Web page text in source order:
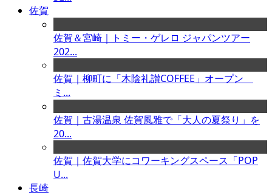
佐賀
佐賀＆宮崎｜トミー・ゲレロ ジャパンツアー
202...
佐賀｜柳町に「木陰礼讃COFFEE」オープン
ミ...
佐賀｜古湯温泉 佐賀風雅で「大人の夏祭り」を
20...
佐賀｜佐賀大学にコワーキングスペース「POP
U...
長崎